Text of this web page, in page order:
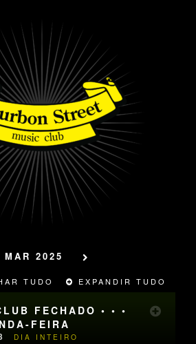
2025
TUDO EXPANDIR TUDO
FECHADO • • •
FEIRA
DIA INTEIRO